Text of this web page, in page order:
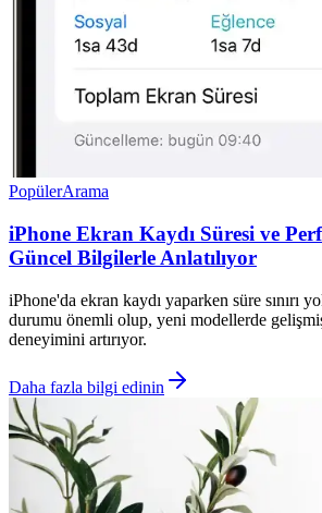
PopülerArama
iPhone Ekran Kaydı Süresi ve
Güncel Bilgilerle Anlatılıyor
iPhone'da ekran kaydı yaparken süre sınırı
durumu önemli olup, yeni modellerde
deneyimini artırıyor.
Daha fazla bilgi edinin